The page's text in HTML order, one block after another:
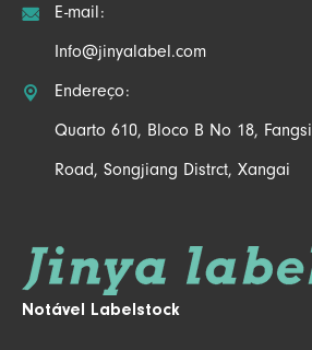
 E-mail:
Info@jinyalabel.com
 Endereço:
Quarto 610, Bloco B No 18, Fangsi
Road, Songjiang Distrct, Xangai
Notável Labelstock